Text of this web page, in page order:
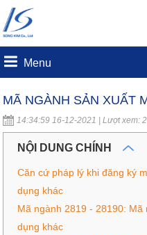
Menu
MÃ NGÀNH SẢN XUẤT
14:34:59 16-12-2021 | Lượt xem:
NỘI DUNG CHÍNH
Căn cứ pháp lý khi đăng ký
dụng khác
Mã ngành 2819 - 28190:
dụng khác